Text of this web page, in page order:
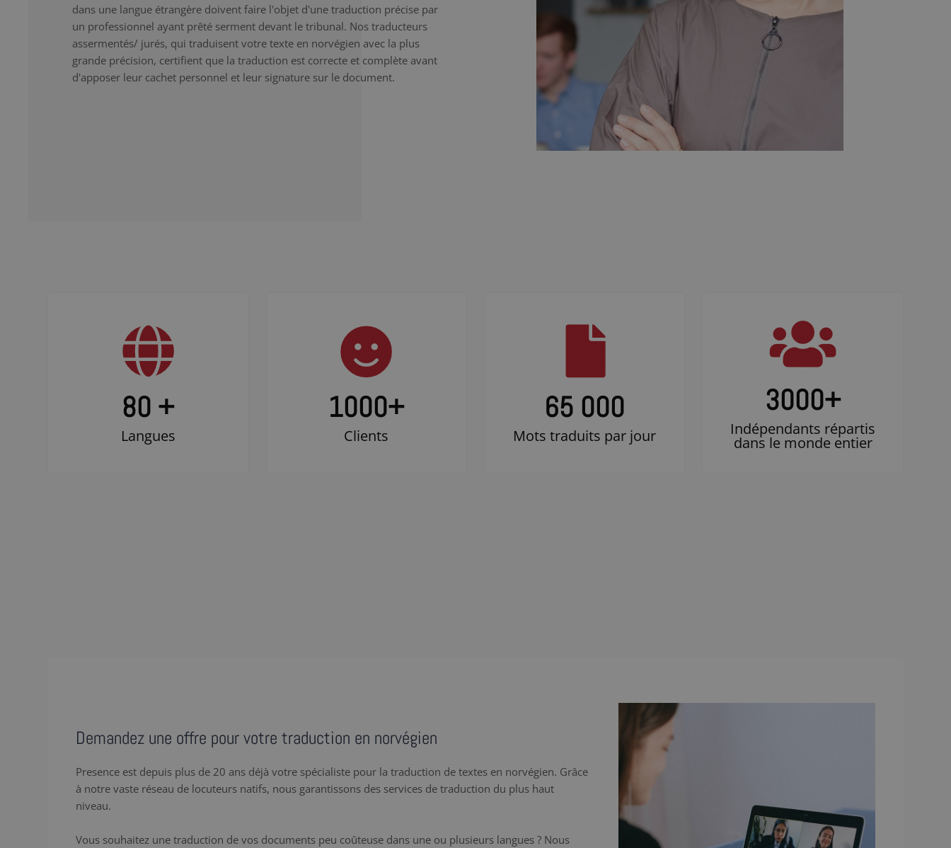
dans une langue étrangère doivent faire l'objet d'une traduction précise par
un professionnel ayant prêté serment devant le tribunal. Nos traducteurs
assermentés/ jurés, qui traduisent votre texte en norvégien avec la plus
grande précision, certifient que la traduction est correcte et complète avant
d'apposer leur cachet personnel et leur signature sur le document.
80 +
Langues
1000+
Clients
65 000
Mots traduits par jour
3000+
Indépendants répartis
dans le monde entier
Demandez une offre pour votre traduction en norvégien
Presence est depuis plus de 20 ans déjà votre spécialiste pour la traduction de textes en norvégien. Grâce
à notre vaste réseau de locuteurs natifs, nous garantissons des services de traduction du plus haut
niveau.
Vous souhaitez une traduction de vos documents peu coûteuse dans une ou plusieurs langues ? Nous